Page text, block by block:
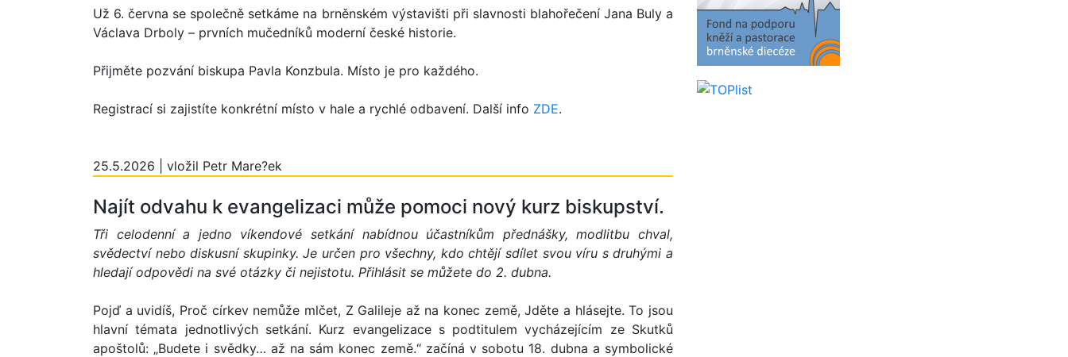
Už 6. června se společně setkáme na brněnském výstavišti při slavnosti blahořečení Jana Buly a
Václava Drboly – prvních mučedníků moderní české historie.
Přijměte pozvání biskupa Pavla Konzbula. Místo je pro každého.
Registrací si zajistíte konkrétní místo v hale a rychlé odbavení. Další info ZDE.
25.5.2026 | vložil Petr Mare?ek
Najít odvahu k evangelizaci může pomoci nový kurz biskupství.
Tři celodenní a jedno víkendové setkání nabídnou účastníkům přednášky, modlitbu chval,
svědectví nebo diskusní skupinky. Je určen pro všechny, kdo chtějí sdílet svou víru s druhými a
hledají odpovědi na své otázky či nejistotu. Přihlásit se můžete do 2. dubna.
Pojď a uvidíš, Proč církev nemůže mlčet, Z Galileje až na konec země, Jděte a hlásejte. To jsou
hlavní témata jednotlivých setkání. Kurz evangelizace s podtitulem vycházejícím ze Skutků
apoštolů: „Budete i svědky… až na sám konec země.“ začíná v sobotu 18. dubna a symbolické